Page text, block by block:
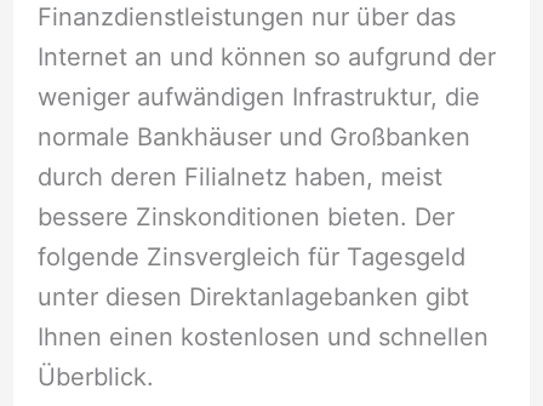
Finanzdienstleistungen nur über das
Internet an und können so aufgrund der
weniger aufwändigen Infrastruktur, die
normale Bankhäuser und Großbanken
durch deren Filialnetz haben, meist
bessere Zinskonditionen bieten. Der
folgende Zinsvergleich für Tagesgeld
unter diesen Direktanlagebanken gibt
Ihnen einen kostenlosen und schnellen
Überblick.